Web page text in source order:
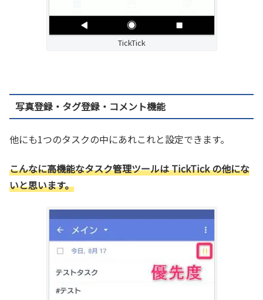
TickTick
写真登録・タグ登録・コメント機能
他にも1つのタスクの中にあれこれと設定できます。
こんなに高機能なタスク管理ツールは TickTick の他にな
いと思います。